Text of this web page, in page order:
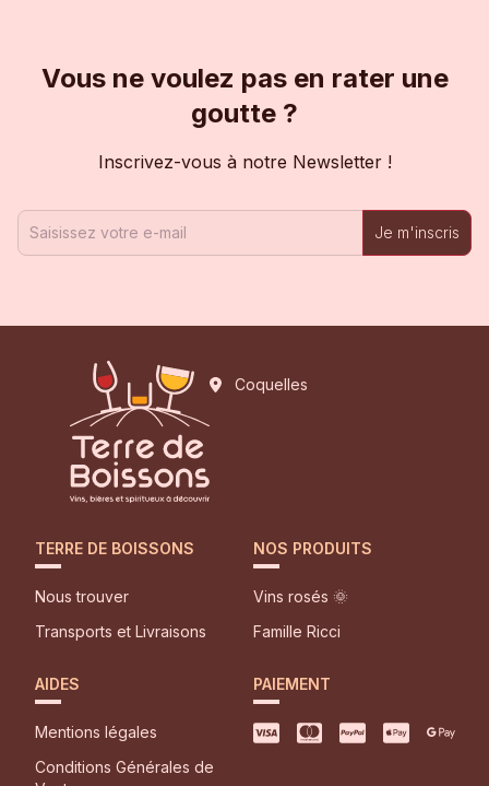
Vous ne voulez pas en rater une
goutte ?
Inscrivez-vous à notre Newsletter !
Je m'inscris
Coquelles
TERRE DE BOISSONS
Nous trouver
Transports et Livraisons
NOS PRODUITS
Vins rosés 🌞
Famille Ricci
AIDES
Mentions légales
Conditions Générales de
PAIEMENT